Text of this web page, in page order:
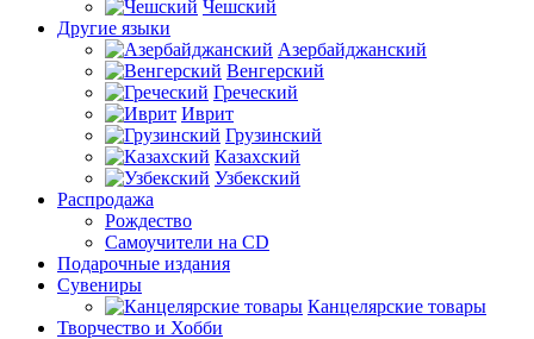
Чешский
Другие языки
Азербайджанский
Венгерский
Греческий
Иврит
Грузинский
Казахский
Узбекский
Распродажа
Рождество
Самоучители на CD
Подарочные издания
Сувениры
Канцелярские товары
Творчество и Хобби